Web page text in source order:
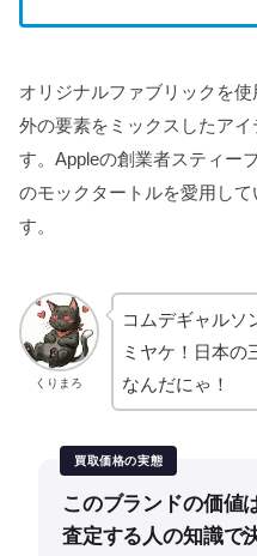
オリジナルファブリックを
外の要素をミックスしたア
す。Appleの創業者スティー
のモックタートルを愛用し
す。
くりまろ
コムデギャルソ
ミヤケ！日本の
なんだにゃ！
買取価格の実態
このブランドの価値
査定する人の知識で